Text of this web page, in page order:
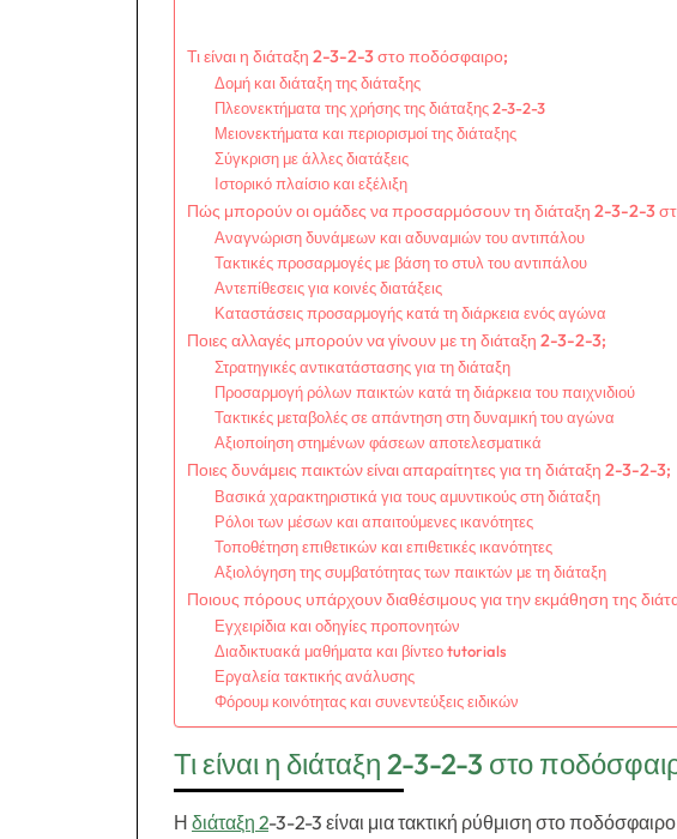
Τι είναι η διάταξη 2-3-2-3 στο ποδόσφαιρο;
Δομή και διάταξη της διάταξης
Πλεονεκτήματα της χρήσης της διάταξης 2-3-2-3
Μειονεκτήματα και περιορισμοί της διάταξης
Σύγκριση με άλλες διατάξεις
Ιστορικό πλαίσιο και εξέλιξη
Πώς μπορούν οι ομάδες να προσαρμόσουν τη διάταξη 2-3-2-3
Αναγνώριση δυνάμεων και αδυναμιών του αντιπάλου
Τακτικές προσαρμογές με βάση το στυλ του αντιπάλου
Αντεπίθεσεις για κοινές διατάξεις
Καταστάσεις προσαρμογής κατά τη διάρκεια ενός αγώνα
Ποιες αλλαγές μπορούν να γίνουν με τη διάταξη 2-3-2-3;
Στρατηγικές αντικατάστασης για τη διάταξη
Προσαρμογή ρόλων παικτών κατά τη διάρκεια του παιχνιδιού
Τακτικές μεταβολές σε απάντηση στη δυναμική του αγώνα
Αξιοποίηση στημένων φάσεων αποτελεσματικά
Ποιες δυνάμεις παικτών είναι απαραίτητες για τη διάταξη 2-3-2-3;
Βασικά χαρακτηριστικά για τους αμυντικούς στη διάταξη
Ρόλοι των μέσων και απαιτούμενες ικανότητες
Τοποθέτηση επιθετικών και επιθετικές ικανότητες
Αξιολόγηση της συμβατότητας των παικτών με τη διάταξη
Ποιους πόρους υπάρχουν διαθέσιμους για την εκμάθηση της
Εγχειρίδια και οδηγίες προπονητών
Διαδικτυακά μαθήματα και βίντεο tutorials
Εργαλεία τακτικής ανάλυσης
Φόρουμ κοινότητας και συνεντεύξεις ειδικών
Τι είναι η διάταξη 2-3-2-3 στο
Η διάταξη 2-3-2-3 είναι μια τακτική ρύθμιση στο